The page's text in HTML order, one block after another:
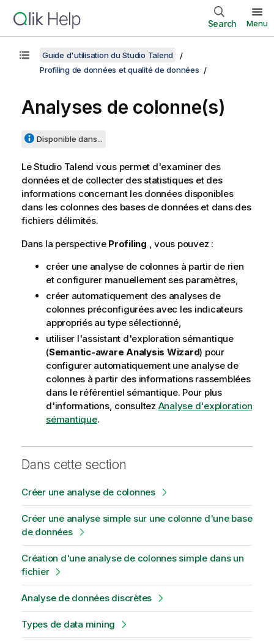
Search Menu
Guide d'utilisation du Studio Talend
Profiling de données et qualité de données
Analyses de colonne(s)
Disponible dans...
LeStudio Talend vous permet d'examiner des
données et de collecter des statistiques et des
informations concernant les données disponibles
dans les colonnes des bases de données et dans des
fichiers délimités.
Dans la perspective Profiling , vous pouvez :
créer une analyse de colonnes à partir de rien
et configurer manuellement ses paramètres,
créer automatiquement des analyses de
colonnes préconfigurées avec les indicateurs
appropriés au type sélectionné,
utiliser l'assistant d'exploration sémantique
(Semantic-aware Analysis Wizard) pour
configurer automatiquement une analyse de
colonnes à partir des informations rassemblées
dans le référentiel sémantique. Pour plus
d'informations, consultez Analyse d'exploration
sémantique.
Dans cette section
Créer une analyse de colonnes
Créer une analyse simple sur une colonne d'une base
de données
Création d'une analyse de colonnes simple dans un
fichier
Analyse de données discrètes
Types de data mining